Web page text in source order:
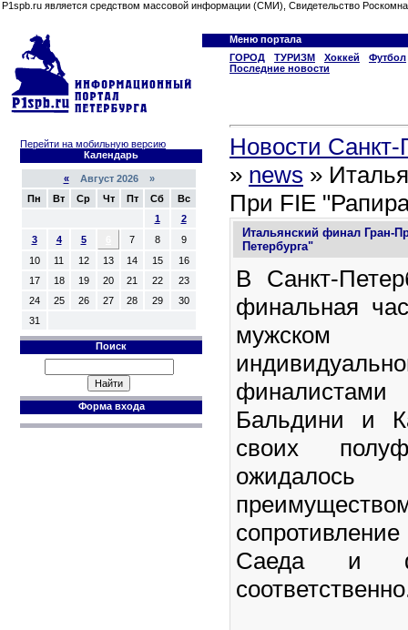
P1spb.ru является средством массовой информации (СМИ), Свидетельство
Меню портала
ГОРОД
ТУРИЗМ Хоккей
Футбол
Последние новости
Перейти на мобильную версию
Календарь
«Август 2026 »
Пн
Вт Ср Чт Пт Сб
Вс
1
2
3
4 5 7 8
9
10
11 12 13 14 15
16
17
18 19 20 21 22
23
24
25 26 27 28 29
30
31
Поиск
Форма входа
Новости Санкт-
» news »
При FIE
Итальянский финал Гран-
Петербурга"
В Санкт-
финальная
Бальдини и
своих
Саеда и